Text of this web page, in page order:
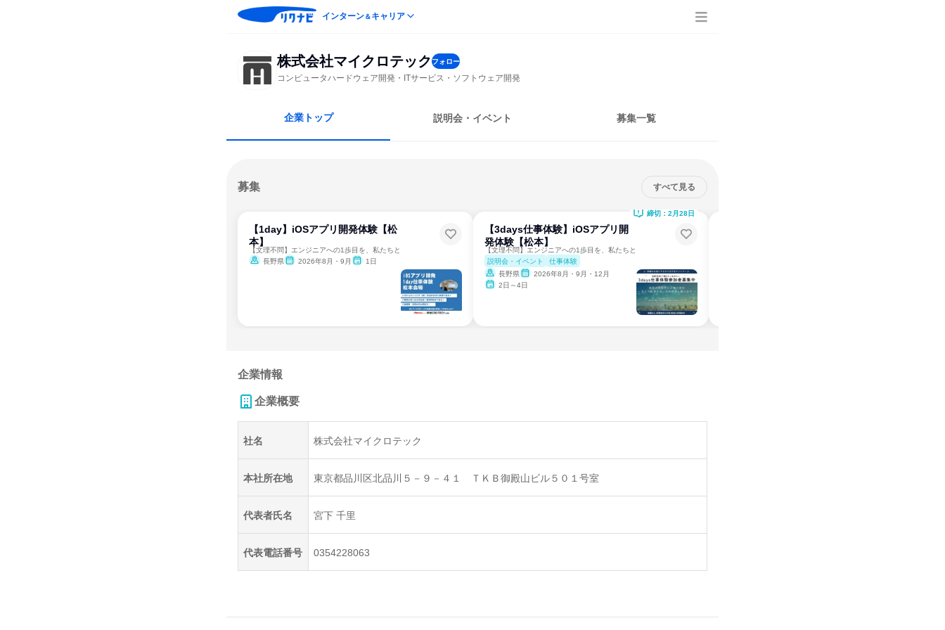
インターン＆キャリア
株式会社マイクロテックフォロー
コンピュータハードウェア開発・ITサービス・ソフトウェア開発
企業トップ 説明会・イベント 募集一覧
募集 すべて見る
【1day】iOSアプリ開発体験【松
本】
【文理不問】エンジニアへの1歩目を、私たちと
長野県
2026年8月・9月 1日
【3days仕事体験】iOSアプリ開
発体験【松本】
【文理不問】エンジニアへの1歩目を、私たちと
説明会・イベント
仕事体験
長野県
2026年8月・9月・12月
2日～4日
締切：2月28日
企業情報
企業概要
社名 株式会社マイクロテック
本社所在地 東京都品川区北品川５－９－４１ ＴＫＢ御殿山ビル５０１号室
代表者氏名 宮下 千里
代表電話番号 0354228063